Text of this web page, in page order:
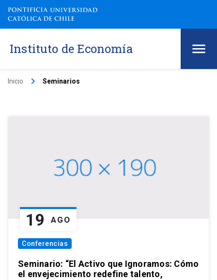
Instituto de Economía
Inicio keyboard_arrow_right Seminarios
19 AGO
Conferencias
Seminario: “El Activo que Ignoramos: Cómo
el envejecimiento redefine talento,